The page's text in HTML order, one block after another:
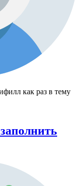
как раз в тему